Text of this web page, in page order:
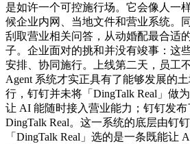
是如许一个可控施行场。它会像人一
候企业内网、当地文件和营业系统。
刮取营业相关问答，从动婚配最合适
子。企业面对的挑和并没有竣事：这
安排、协同施行。上线第二天，员工
Agent 系统才实正具有了能够发展的
行，钉钉并未将「DingTalk Real」做
让 AI 能随时接入营业能力；钉钉发
DingTalk Real。这一系统的底层由钉
「DingTalk Real」选的是一条既能让